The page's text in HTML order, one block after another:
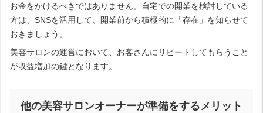
お金をかけるべきではありません。自宅での開業を検討している
方は、SNSを活用して、開業前から積極的に「存在」を知らせて
おきましょう。
美容サロンの運営において、お客さんにリピートしてもらうこと
が収益増加の鍵となります。
他の美容サロンオーナーが準備をするメリット